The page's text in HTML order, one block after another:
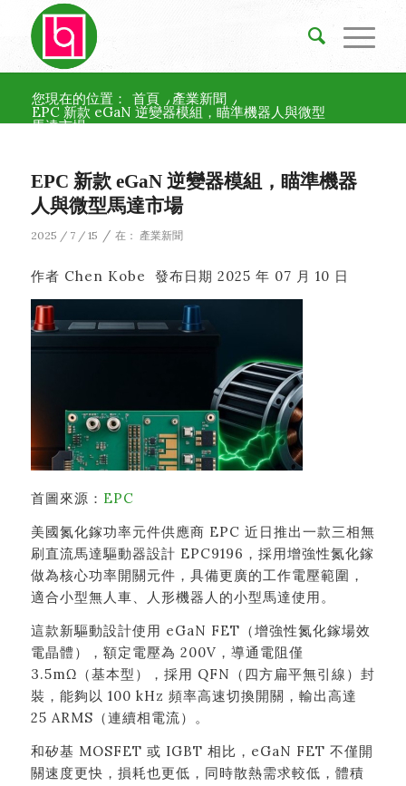
您現在的位置： 首頁 /產業新聞 /
EPC 新款 eGaN 逆變器模組，瞄準機器人與微型
馬達市場
EPC 新款 eGaN 逆變器模組，瞄準機器
人與微型馬達市場
2025 / 7 / 15 / 在： 產業新聞
作者 Chen Kobe 發布日期 2025 年 07 月 10 日
首圖來源： EPC
美國氮化鎵功率元件供應商 EPC 近日推出一款三相無
刷直流馬達驅動器設計 EPC9196，採用增強性氮化鎵
做為核心功率開關元件，具備更廣的工作電壓範圍，
適合小型無人車、人形機器人的小型馬達使用。
這款新驅動設計使用 eGaN FET（增強性氮化鎵場效
電晶體），額定電壓為 200V，導通電阻僅
3.5mΩ（基本型），採用 QFN（四方扁平無引線）封
裝，能夠以 100 kHz 頻率高速切換開關，輸出高達
25 ARMS（連續相電流）。
和矽基 MOSFET 或 IGBT 相比，eGaN FET 不僅開
關速度更快，損耗也更低，同時散熱需求較低，體積